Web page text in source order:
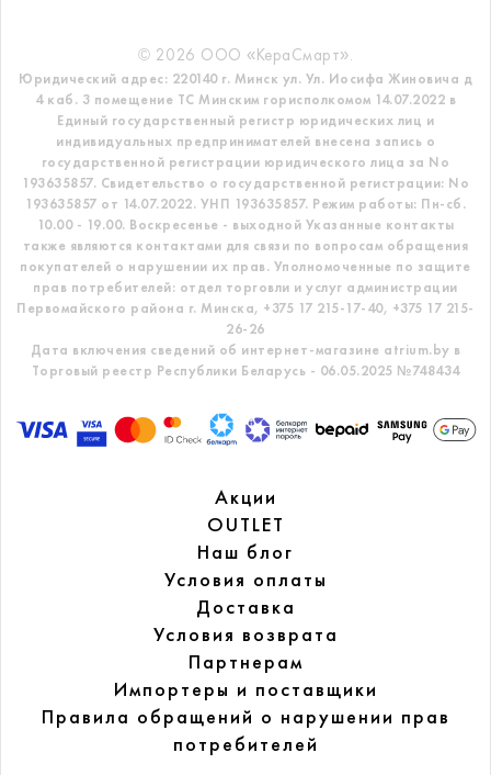
© 2026 ООО «КераСмарт».
Юридический адрес: 220140 г. Минск ул. Ул. Иосифа Жиновича д
4 каб. 3 помещение ТС Минским горисполкомом 14.07.2022 в
Единый государственный регистр юридических лиц и
индивидуальных предпринимателей внесена запись о
государственной регистрации юридического лица за No
193635857. Свидетельство о государственной регистрации: No
193635857 от 14.07.2022. УНП 193635857. Режим работы: Пн-сб.
10.00 - 19.00. Воскресенье - выходной Указанные контакты
также являются контактами для связи по вопросам обращения
покупателей о нарушении их прав. Уполномоченные по защите
прав потребителей: отдел торговли и услуг администрации
Первомайского района г. Минска, +375 17 215-17-40, +375 17 215-
26-26
Дата включения сведений об интернет-магазине atrium.by в
Торговый реестр Республики Беларусь - 06.05.2025 №748434
Акции
OUTLET
Наш блог
Условия оплаты
Доставка
Условия возврата
Партнерам
Импортеры и поставщики
Правила обращений о нарушении прав
потребителей